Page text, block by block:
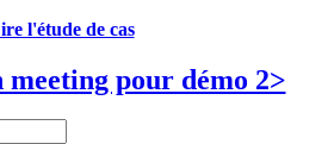
l'étude de cas
meeting pour démo 2>